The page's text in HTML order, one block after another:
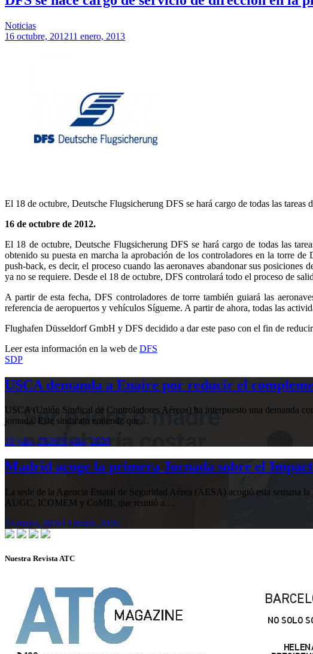
Noticias
16 octubre, 201211 enero, 2013
El 18 de octubre, Deutsche Flugsicherung DFS se hará cargo de todas las
16 de octubre de 2012.
El 18 de octubre, Deutsche Flugsicherung DFS se hará cargo de todas las
obtenido su puesta en marcha la aprobación de los controladores en la torre
push-back, es decir, el proceso cuando las aeronaves abandonar sus
ya no se requiere. Desde el 18 de octubre, DFS controlará todo el proceso de
A partir de esta fecha, DFS controladores de torre también guiará las
referencia de aeropuertos y vehículos Sígueme. A partir de ahora, todas las
Flughafen Düsseldorf GmbH y DFS decidido a dar este paso con el fin de
Leer esta información en la web de DFS
SDP
USCA demanda a Enaire por reducir el
USCA (Unión Sindical de Controladores Aéreos) ha interpuesto una demanda
jornada. Este sindicato entiende que…
10 julio, 202610 julio, 2026
Madrid acoge la primera Jornada sobre el
La sede de la Agencia Estatal de Seguridad Aérea (AESA) acogió esta
AUGC, ICOMEM y CoMB, que reunió a…
13 mayo, 202613 mayo, 2026
Nuestra Revista ATC